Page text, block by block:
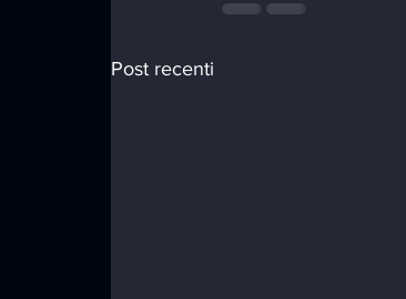
Post recenti